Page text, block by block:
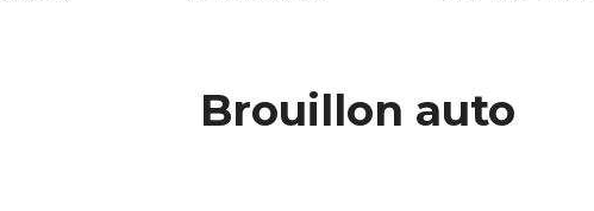
Brouillon auto